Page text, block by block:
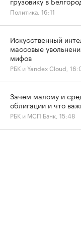
Политика, 16:11
Искусственный
массовые
мифов
РБК и Yandex Cloud,
Зачем малому и
облигации и что
РБК и МСП Банк, 15:48